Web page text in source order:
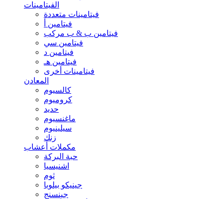
الفيتامينات
فيتامينات متعددة
فيتامين أ
فيتامين ب & ب مركب
فيتامين سي
فيتامين د
فيتامين هـ
فيتامينات أخرى
المعادن
كالسيوم
كروميوم
حديد
ماغنسيوم
سيلينيوم
زنك
مكملات أعشاب
حبة البركة
اشنيسيا
ثوم
جينيكو بيلوبا
جينسنج